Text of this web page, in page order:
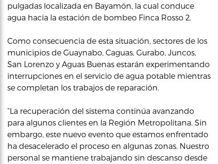
pulgadas localizada en Bayamón, la cual conduce
agua hacia la estación de bombeo Finca Rosso 2.
Como consecuencia de esta situación, sectores de los
municipios de Guaynabo, Caguas, Gurabo, Juncos,
San Lorenzo y Aguas Buenas estarán experimentando
interrupciones en el servicio de agua potable mientras
se completan los trabajos de reparación.
“La recuperación del sistema continúa avanzando
para algunos clientes en la Región Metropolitana. Sin
embargo, este nuevo evento que estamos enfrentado
ha desacelerado el proceso en algunas zonas. Nuestro
personal se mantiene trabajando sin descanso desde